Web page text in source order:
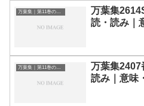
万葉集｜第11巻の和歌一覧
万葉集
読・読み｜
万葉集｜第11巻の和歌一覧
万葉集2407
読み｜意味